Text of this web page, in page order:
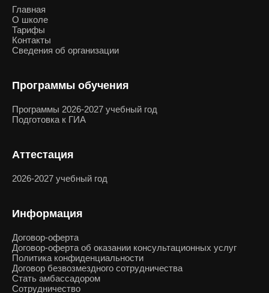
Главная
О школе
Тарифы
Контакты
Сведения об организации
Программы обучения
Программы 2026-2027 учебный год
Подготовка к ГИА
Аттестация
2026-2027 учебный год
Информация
Договор-оферта
Договор-оферта об оказании консультационных услуг
Политика конфиденциальности
Договор безвозмездного сотрудничества
Стать амбассадором
Сотрудничество